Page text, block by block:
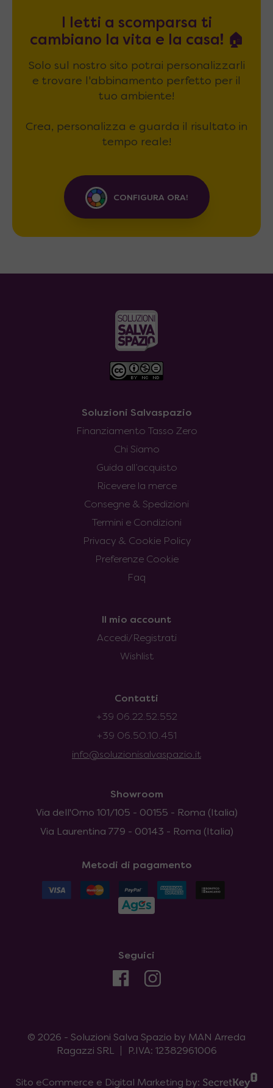
I letti a scomparsa ti
cambiano la vita e la casa! 🏠
Solo sul nostro sito potrai personalizzarli
e trovare l'abbinamento perfetto per il
tuo ambiente!
Crea, personalizza e guarda il risultato in
tempo reale!
CONFIGURA ORA!
Soluzioni Salvaspazio
Finanziamento Tasso Zero
Chi Siamo
Guida all’acquisto
Ricevere la merce
Consegne & Spedizioni
Termini e Condizioni
Privacy & Cookie Policy
Preferenze Cookie
Faq
Il mio account
Accedi/Registrati
Wishlist
Contatti
+39 06.22.52.552
+39 06.50.10.451
info@soluzionisalvaspazio.it
Showroom
Via dell'Omo 101/105 - 00155 - Roma (Italia)
Via Laurentina 779 - 00143 - Roma (Italia)
Metodi di pagamento
Seguici
© 2026 - Soluzioni Salva Spazio by MAN Arreda
Ragazzi SRL
P.IVA: 12382961006
Sito eCommerce e Digital Marketing by: